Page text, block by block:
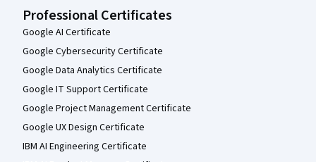
Professional Certificates
Google AI Certificate
Google Cybersecurity Certificate
Google Data Analytics Certificate
Google IT Support Certificate
Google Project Management Certificate
Google UX Design Certificate
IBM AI Engineering Certificate